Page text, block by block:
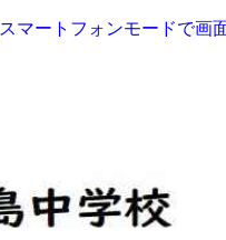
スマートフォンモードで画